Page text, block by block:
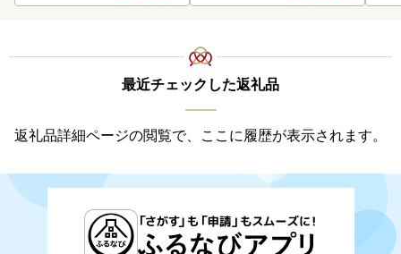
最近チェックした返礼品
返礼品詳細ページの閲覧で、ここに履歴が表示されます。